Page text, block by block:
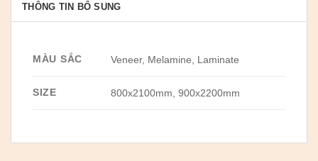
THÔNG TIN BỔ SUNG
MÀU SẮC Veneer, Melamine, Laminate
SIZE 800x2100mm, 900x2200mm